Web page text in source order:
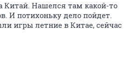
Китай. Нашелся там какой-то
И потихоньку дело пойдет.
игры летние в Китае, сейчас